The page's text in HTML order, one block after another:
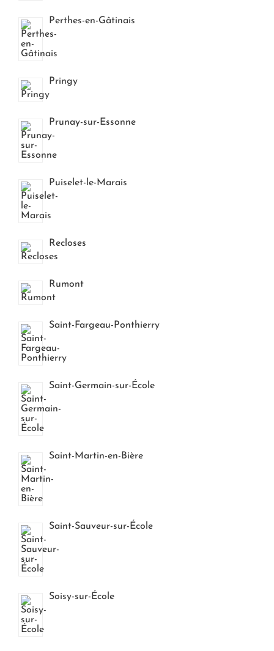
Perthes-en-Gâtinais
Pringy
Prunay-sur-Essonne
Puiselet-le-Marais
Recloses
Rumont
Saint-Fargeau-Ponthierry
Saint-Germain-sur-École
Saint-Martin-en-Bière
Saint-Sauveur-sur-École
Soisy-sur-École